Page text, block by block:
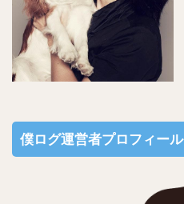
僕ログ運営者プロフィール